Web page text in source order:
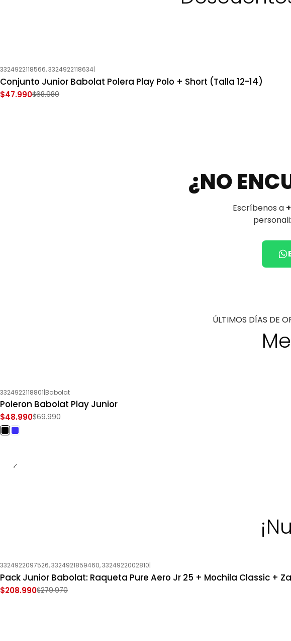
-30%OFF
Nuevo
3324922118566, 3324922118634|
Conjunto Junior Babolat Polera Play Polo + Short (Talla 12-14)
$47.990$68.980
¿NO
Escríbenos a
ÚLTIMOS DÍAS DE
-30%OFF
3324922118801|Babolat
Poleron Babolat Play Junior
$48.990$69.990
-25% OFF
Nuevo
3324922097526, 3324921859460, 3324922002810|
Pack Junior Babolat: Raqueta Pure Aero Jr 25 + Mochila Classic +
$208.990$279.970